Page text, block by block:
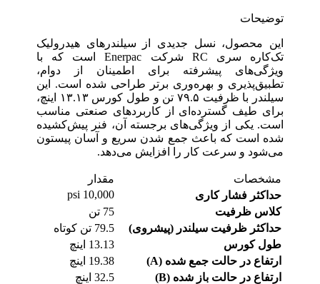
توضیحات
این محصول، نسل جدیدی از سیلندرهای هیدرولیک
تک‌کاره سری RC شرکت Enerpac است که با
ویژگی‌های پیشرفته برای اطمینان از دوام،
تطبیق‌پذیری و بهره‌وری برتر طراحی شده است. این
سیلندر با ظرفیت ۷۹.۵ تن و طول کورس ۱۳.۱۳ اینچ،
برای طیف گسترده‌ای از کاربردهای صنعتی مناسب
است. یکی از ویژگی‌های برجسته آن، فنر پیش‌کشیده
شده است که باعث جمع شدن سریع و آسان پیستون
می‌شود و سرعت کار را افزایش می‌دهد.
مشخصات
مقدار
حداکثر فشار کاری
10,000 psi
کلاس ظرفیت
75 تن
حداکثر ظرفیت سیلندر (پیشروی)
79.5 تن کوتاه
طول کورس
13.13 اینچ
ارتفاع در حالت جمع شده (A)
19.38 اینچ
ارتفاع در حالت باز شده (B)
32.5 اینچ